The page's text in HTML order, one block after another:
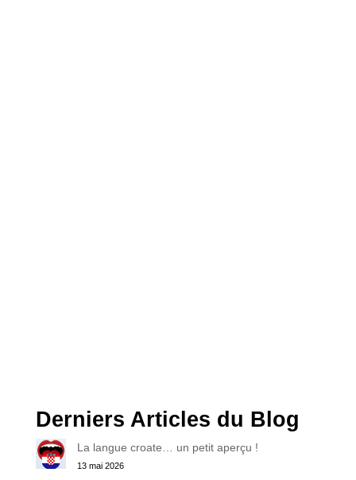
Derniers Articles du Blog
La langue croate… un petit aperçu !
13 mai 2026